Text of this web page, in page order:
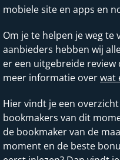
mobiele site en apps en
Om je te helpen je weg te
aanbieders hebben wij
er een uitgebreide review
meer informatie overwat
Hier vindt je een
bookmakers van dit
de bookmaker van de
moment en de beste